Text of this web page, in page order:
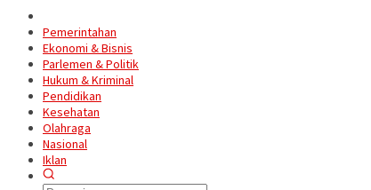
Pemerintahan
Ekonomi & Bisnis
Parlemen & Politik
Hukum & Kriminal
Pendidikan
Kesehatan
Olahraga
Nasional
Iklan